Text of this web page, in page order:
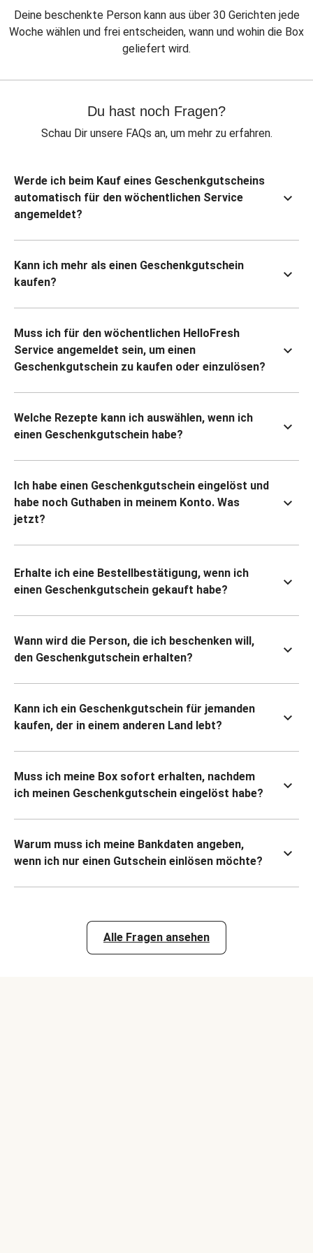
Deine beschenkte Person kann aus über 30 Gerichten jede
Woche wählen und frei entscheiden, wann und wohin die Box
geliefert wird.
Du hast noch Fragen?
Schau Dir unsere FAQs an, um mehr zu erfahren.
Werde ich beim Kauf eines Geschenkgutscheins
automatisch für den wöchentlichen Service
angemeldet?
Kann ich mehr als einen Geschenkgutschein
kaufen?
Muss ich für den wöchentlichen HelloFresh
Service angemeldet sein, um einen
Geschenkgutschein zu kaufen oder einzulösen?
Welche Rezepte kann ich auswählen, wenn ich
einen Geschenkgutschein habe?
Ich habe einen Geschenkgutschein eingelöst und
habe noch Guthaben in meinem Konto. Was
jetzt?
Erhalte ich eine Bestellbestätigung, wenn ich
einen Geschenkgutschein gekauft habe?
Wann wird die Person, die ich beschenken will,
den Geschenkgutschein erhalten?
Kann ich ein Geschenkgutschein für jemanden
kaufen, der in einem anderen Land lebt?
Muss ich meine Box sofort erhalten, nachdem
ich meinen Geschenkgutschein eingelöst habe?
Warum muss ich meine Bankdaten angeben,
wenn ich nur einen Gutschein einlösen möchte?
Alle Fragen ansehen